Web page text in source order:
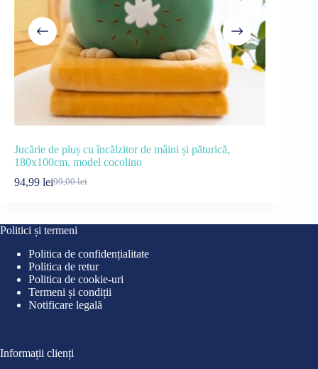
Jucărie de pluș cu încălzitor de mâini și păturică,
180x100cm, model cocolino
99,00lei
Prețul
fost:
94,99 leiPrețul
94,99 lei.
Politici și termeni
Politica de confidențialitate
Politica de retur
Politica de cookie-uri
Termeni și condiții
Notificare legală
Informații clienți